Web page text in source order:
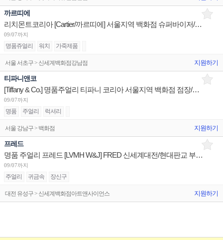
까르띠에
리치몬트코리아 [Cartier/까르띠에] 서울지역 백화점 슈퍼바이저/판매사원/어드민 채용
09/07까지
명품쥬얼리 워치 가죽제품
서울 서초구 > 신세계백화점강남점 지원하기
티파니앤코
[Tiffany & Co.] 명품주얼리 티파니 코리아 서울지역 백화점 점장/판매사원/오퍼레이션 채용
09/07까지
명품 주얼리 럭셔리
서울 강남구 > 백화점 지원하기
프레드
명품 주얼리 프레드 [LVMH W&J] FRED 신세계대전/현대판교 부점장~판매사원 채용
09/07까지
주얼리 귀금속 장신구
대전 유성구 > 신세계백화점아트앤사이언스 지원하기